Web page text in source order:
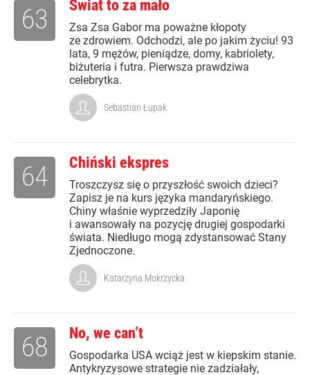
Świat to za mało
Zsa Zsa Gabor ma poważne kłopoty
ze zdrowiem. Odchodzi, ale po jakim życiu! 93
lata, 9 mężów, pieniądze, domy, kabriolety,
biżuteria i futra. Pierwsza prawdziwa
celebrytka.
63
Sebastian Łupak
Chiński ekspres
Troszczysz się o przyszłość swoich dzieci?
Zapisz je na kurs języka mandaryńskiego.
Chiny właśnie wyprzedziły Japonię
i awansowały na pozycję drugiej gospodarki
świata. Niedługo mogą zdystansować Stany
Zjednoczone.
64
Katarzyna Mokrzycka
No, we can’t
Gospodarka USA wciąż jest w kiepskim stanie.
Antykryzysowe strategie nie zadziałały,
68